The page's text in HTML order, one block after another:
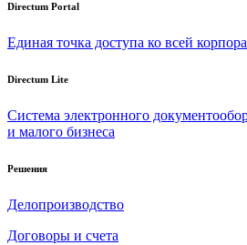
Directum Portal
Единая точка доступа ко всей
Directum Lite
Система электронного
и малого бизнеса
Решения
Делопроизводство
Договоры и счета